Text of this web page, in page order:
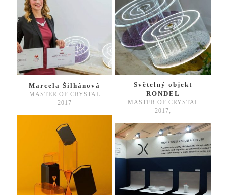
Marcela Šilhánová
MASTER OF CRYSTAL
2017
Světelný objekt
RONDEL
MASTER OF CRYSTAL
2017;